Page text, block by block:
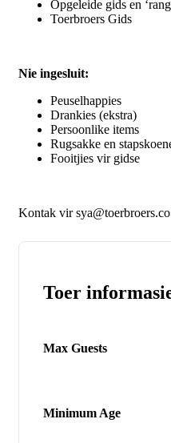
Opgeleide gids en
Toerbroers Gids
Nie ingesluit:
Peuselhappies
Drankies (ekstra)
Persoonlike items
Rugsakke en
Fooitjies vir gidse
Kontak vir
Toer
Max Guests
Minimum Age